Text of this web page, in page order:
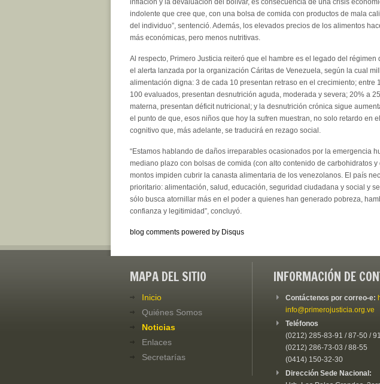
indolente que cree que, con una bolsa de comida con productos de mala
del individuo”, sentenció. Además, los elevados precios de los alimentos
más económicas, pero menos nutritivas.
Al respecto, Primero Justicia reiteró que el hambre es el legado del régimen
el alerta lanzada por la organización Cáritas de Venezuela, según la cual
alimentación digna: 3 de cada 10 presentan retraso en el crecimiento; entre
100 evaluados, presentan desnutrición aguda, moderada y severa; 20% a
materna, presentan déficit nutricional; y la desnutrición crónica sigue
el punto de que, esos niños que hoy la sufren muestran, no solo retardo en
cognitivo que, más adelante, se traducirá en rezago social.
“Estamos hablando de daños irreparables ocasionados por la emergencia
mediano plazo con bolsas de comida (con alto contenido de carbohidratos
montos impiden cubrir la canasta alimentaria de los venezolanos. El país
prioritario: alimentación, salud, educación, seguridad ciudadana y social y
sólo busca atornillar más en el poder a quienes han generado pobreza,
confianza y legitimidad”, concluyó.
blog comments powered by Disqus
MAPA DEL SITIO
Inicio
Quiénes Somos
Noticias
Enlaces
Secretarías
INFORMACIÓN DE
Contáctenos por correo-e:
info@primerojusticia.org.ve
Teléfonos
(0212) 285-83-91 / 87-50 /
(0212) 286-73-03 / 88-55
(0414) 150-32-30
Dirección Sede Nacional: